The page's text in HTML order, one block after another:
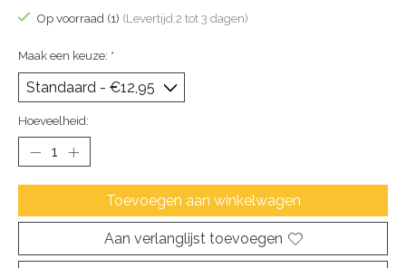
Op voorraad (1) (Levertijd:2 tot 3 dagen)
Maak een keuze: *
Hoeveelheid:
Toevoegen aan winkelwagen
Aan verlanglijst toevoegen